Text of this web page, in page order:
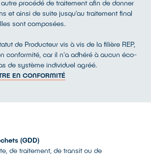
procédé de traitement afin de donner
et ainsi de suite jusqu’au traitement final
sont composées.
de Producteur vis à vis de la filière REP,
conformité, car il n'a adhéré à aucun éco-
de système individuel agréé.
EN CONFORMITÉ
(GDD)
de traitement, de transit ou de